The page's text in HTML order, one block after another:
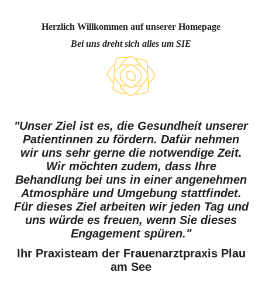
Herzlich Willkommen auf unserer Homepage
Bei uns dreht sich alles um SIE
"Unser Ziel ist es, die Gesundheit unserer
Patientinnen zu fördern. Dafür nehmen
wir uns sehr gerne die notwendige Zeit.
Wir möchten zudem, dass Ihre
Behandlung bei uns in einer angenehmen
Atmosphäre und Umgebung stattfindet.
Für dieses Ziel arbeiten wir jeden Tag und
uns würde es freuen, wenn Sie dieses
Engagement spüren."
Ihr Praxisteam der Frauenarztpraxis Plau
am See